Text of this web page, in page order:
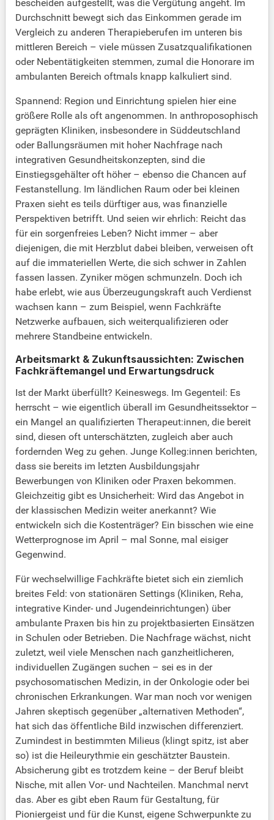
bescheiden aufgestellt, was die Vergütung angeht. Im
Durchschnitt bewegt sich das Einkommen gerade im
Vergleich zu anderen Therapieberufen im unteren bis
mittleren Bereich – viele müssen Zusatzqualifikationen
oder Nebentätigkeiten stemmen, zumal die Honorare im
ambulanten Bereich oftmals knapp kalkuliert sind.
Spannend: Region und Einrichtung spielen hier eine
größere Rolle als oft angenommen. In anthroposophisch
geprägten Kliniken, insbesondere in Süddeutschland
oder Ballungsräumen mit hoher Nachfrage nach
integrativen Gesundheitskonzepten, sind die
Einstiegsgehälter oft höher – ebenso die Chancen auf
Festanstellung. Im ländlichen Raum oder bei kleinen
Praxen sieht es teils dürftiger aus, was finanzielle
Perspektiven betrifft. Und seien wir ehrlich: Reicht das
für ein sorgenfreies Leben? Nicht immer – aber
diejenigen, die mit Herzblut dabei bleiben, verweisen oft
auf die immateriellen Werte, die sich schwer in Zahlen
fassen lassen. Zyniker mögen schmunzeln. Doch ich
habe erlebt, wie aus Überzeugungskraft auch Verdienst
wachsen kann – zum Beispiel, wenn Fachkräfte
Netzwerke aufbauen, sich weiterqualifizieren oder
mehrere Standbeine entwickeln.
Arbeitsmarkt & Zukunftsaussichten: Zwischen
Fachkräftemangel und Erwartungsdruck
Ist der Markt überfüllt? Keineswegs. Im Gegenteil: Es
herrscht – wie eigentlich überall im Gesundheitssektor –
ein Mangel an qualifizierten Therapeut:innen, die bereit
sind, diesen oft unterschätzten, zugleich aber auch
fordernden Weg zu gehen. Junge Kolleg:innen berichten,
dass sie bereits im letzten Ausbildungsjahr
Bewerbungen von Kliniken oder Praxen bekommen.
Gleichzeitig gibt es Unsicherheit: Wird das Angebot in
der klassischen Medizin weiter anerkannt? Wie
entwickeln sich die Kostenträger? Ein bisschen wie eine
Wetterprognose im April – mal Sonne, mal eisiger
Gegenwind.
Für wechselwillige Fachkräfte bietet sich ein ziemlich
breites Feld: von stationären Settings (Kliniken, Reha,
integrative Kinder- und Jugendeinrichtungen) über
ambulante Praxen bis hin zu projektbasierten Einsätzen
in Schulen oder Betrieben. Die Nachfrage wächst, nicht
zuletzt, weil viele Menschen nach ganzheitlicheren,
individuellen Zugängen suchen – sei es in der
psychosomatischen Medizin, in der Onkologie oder bei
chronischen Erkrankungen. War man noch vor wenigen
Jahren skeptisch gegenüber „alternativen Methoden“,
hat sich das öffentliche Bild inzwischen differenziert.
Zumindest in bestimmten Milieus (klingt spitz, ist aber
so) ist die Heileurythmie ein geschätzter Baustein.
Absicherung gibt es trotzdem keine – der Beruf bleibt
Nische, mit allen Vor- und Nachteilen. Manchmal nervt
das. Aber es gibt eben Raum für Gestaltung, für
Pioniergeist und für die Kunst, eigene Schwerpunkte zu